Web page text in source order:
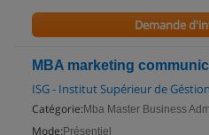
Demande
MBA marketing
ISG - Institut Supérieur de Géstion
Catégorie: Mba Master Business
Mode: Présentiel